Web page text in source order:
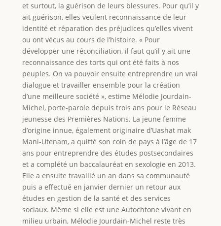
et surtout, la guérison de leurs blessures. Pour qu’il y
ait guérison, elles veulent reconnaissance de leur
identité et réparation des préjudices qu’elles vivent
ou ont vécus au cours de l’histoire. « Pour
développer une réconciliation, il faut qu’il y ait une
reconnaissance des torts qui ont été faits à nos
peuples. On va pouvoir ensuite entreprendre un vrai
dialogue et travailler ensemble pour la création
d’une meilleure société », estime Mélodie Jourdain-
Michel, porte-parole depuis trois ans pour le Réseau
jeunesse des Premières Nations. La jeune femme
d’origine innue, également originaire d’Uashat mak
Mani-Utenam, a quitté son coin de pays à l’âge de 17
ans pour entreprendre des études postsecondaires
et a complété un baccalauréat en sexologie en 2013.
Elle a ensuite travaillé un an dans sa communauté
puis a effectué en janvier dernier un retour aux
études en gestion de la santé et des services
sociaux. Même si elle est une Autochtone vivant en
milieu urbain, Mélodie Jourdain-Michel reste très